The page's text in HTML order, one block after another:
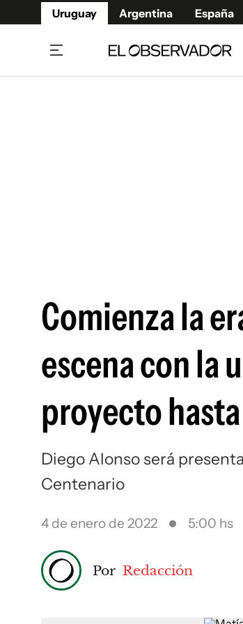
Uruguay Argentina España
Comienza la
escena con la
proyecto
Diego Alonso será
Centenario
4 de enero de 2022 5:00 hs
Por Redacción